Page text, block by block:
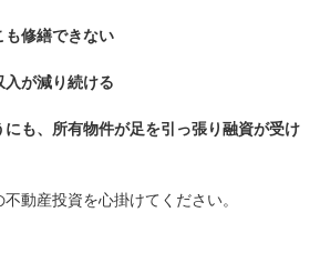
も修繕できない
入が減り続ける
にも、所有物件が足を引っ張り融資が受け
動産投資を心掛けてください。